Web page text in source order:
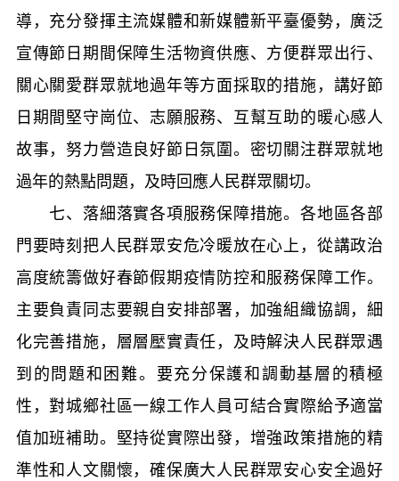
導，充分發揮主流媒體和新媒體新平臺優勢，廣泛
宣傳節日期間保障生活物資供應、方便群眾出行、
關心關愛群眾就地過年等方面採取的措施，講好節
日期間堅守崗位、志願服務、互幫互助的暖心感人
故事，努力營造良好節日氛圍。密切關注群眾就地
過年的熱點問題，及時回應人民群眾關切。
七、落細落實各項服務保障措施。各地區各部
門要時刻把人民群眾安危冷暖放在心上，從講政治
高度統籌做好春節假期疫情防控和服務保障工作。
主要負責同志要親自安排部署，加強組織協調，細
化完善措施，層層壓實責任，及時解決人民群眾遇
到的問題和困難。要充分保護和調動基層的積極
性，對城鄉社區一線工作人員可結合實際給予適當
值加班補助。堅持從實際出發，增強政策措施的精
準性和人文關懷，確保廣大人民群眾安心安全過好